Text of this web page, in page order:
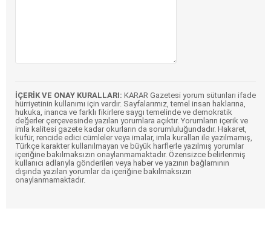
İÇERİK VE ONAY KURALLARI: KARAR Gazetesi yorum sütunları ifade
hürriyetinin kullanımı için vardır. Sayfalarımız, temel insan haklarına,
hukuka, inanca ve farklı fikirlere saygı temelinde ve demokratik
değerler çerçevesinde yazılan yorumlara açıktır. Yorumların içerik ve
imla kalitesi gazete kadar okurların da sorumluluğundadır. Hakaret,
küfür, rencide edici cümleler veya imalar, imla kuralları ile yazılmamış,
Türkçe karakter kullanılmayan ve büyük harflerle yazılmış yorumlar
içeriğine bakılmaksızın onaylanmamaktadır. Özensizce belirlenmiş
kullanıcı adlarıyla gönderilen veya haber ve yazının bağlamının
dışında yazılan yorumlar da içeriğine bakılmaksızın
onaylanmamaktadır.